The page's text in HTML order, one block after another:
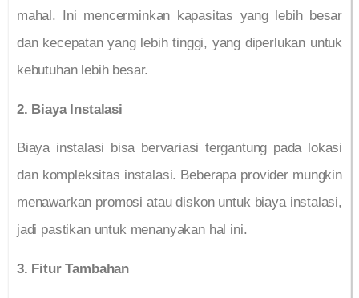
mahal. Ini mencerminkan kapasitas yang lebih besar
dan kecepatan yang lebih tinggi, yang diperlukan untuk
kebutuhan lebih besar.
2. Biaya Instalasi
Biaya instalasi bisa bervariasi tergantung pada lokasi
dan kompleksitas instalasi. Beberapa provider mungkin
menawarkan promosi atau diskon untuk biaya instalasi,
jadi pastikan untuk menanyakan hal ini.
3. Fitur Tambahan